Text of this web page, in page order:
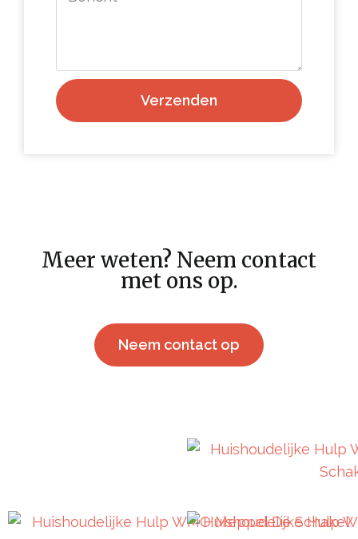
Verzenden
Meer weten? Neem contact
met ons op.
Neem contact op